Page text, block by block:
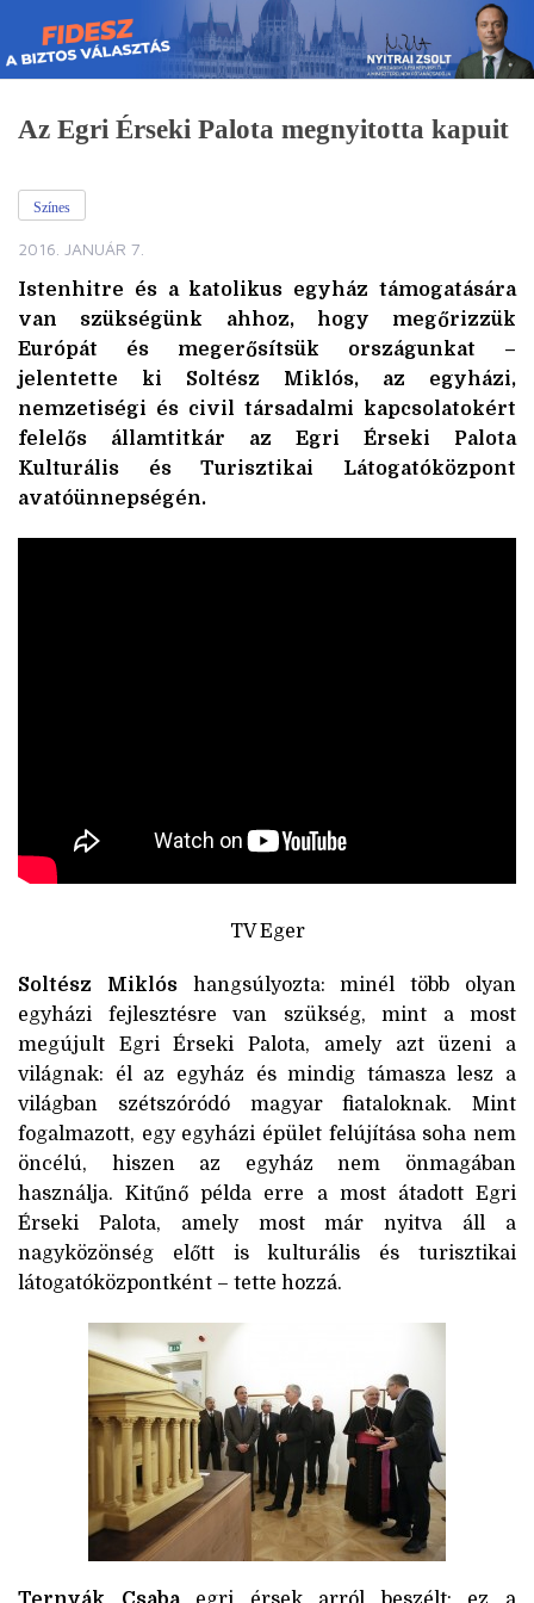
Skip
to
content
Az Egri Érseki Palota megnyitotta kapuit
Színes
2016. JANUÁR 7.
Istenhitre és a katolikus egyház támogatására
van szükségünk ahhoz, hogy megőrizzük
Európát és megerősítsük országunkat –
jelentette ki Soltész Miklós, az egyházi,
nemzetiségi és civil társadalmi kapcsolatokért
felelős államtitkár az Egri Érseki Palota
Kulturális és Turisztikai Látogatóközpont
avatóünnepségén.
TV Eger
Soltész Miklóshangsúlyozta: minél több olyan
egyházi fejlesztésre van szükség, mint a most
megújult Egri Érseki Palota, amely azt üzeni a
világnak: él az egyház és mindig támasza lesz a
világban szétszóródó magyar fiataloknak. Mint
fogalmazott, egy egyházi épület felújítása soha nem
öncélú, hiszen az egyház nem önmagában
használja. Kitűnő példa erre a most átadott Egri
Érseki Palota, amely most már nyitva áll a
nagyközönség előtt is kulturális és turisztikai
látogatóközpontként – tette hozzá.